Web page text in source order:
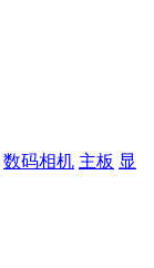
数码相机 主板 显